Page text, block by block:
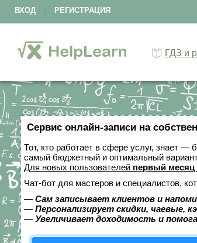
ВХОД РЕГИСТРАЦИЯ
ГДЗ и
Сервис онлайн-записи на
Тот, кто работает в сфере услуг, знает —
самый бюджетный и оптимальный
Для новых пользователей первый месяц
Чат-бот для мастеров и специалистов,
— Сам записывает клиентов и
— Персонализирует скидки, чаевые,
— Увеличивает доходимость и